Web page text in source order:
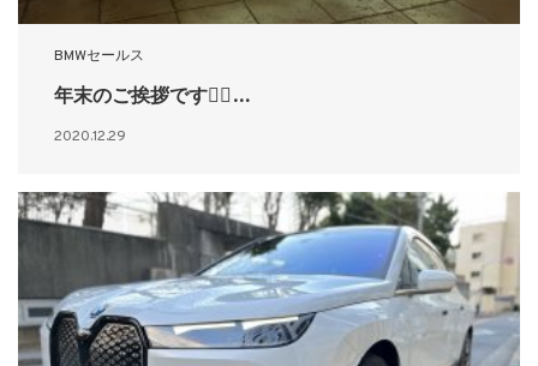
BMWセールス
年末のご挨拶です🙇‍♂️…
2020.12.29